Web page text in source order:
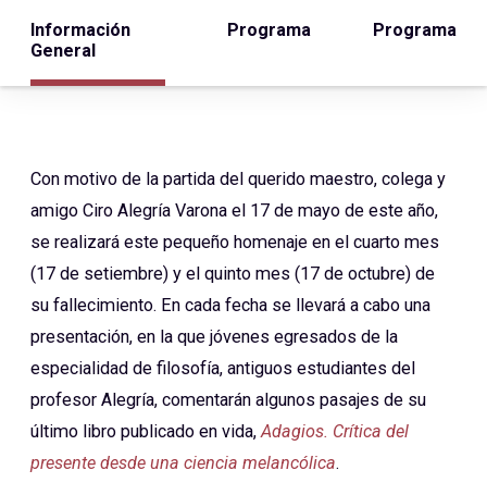
Información
General
Programa Programa
Con motivo de la partida del querido maestro, colega y
amigo Ciro Alegría Varona el 17 de mayo de este año,
se realizará este pequeño homenaje en el cuarto mes
(17 de setiembre) y el quinto mes (17 de octubre) de
su fallecimiento. En cada fecha se llevará a cabo una
presentación, en la que jóvenes egresados de la
especialidad de filosofía, antiguos estudiantes del
profesor Alegría, comentarán algunos pasajes de su
último libro publicado en vida,Adagios. Crítica del
presente desde una ciencia melancólica.